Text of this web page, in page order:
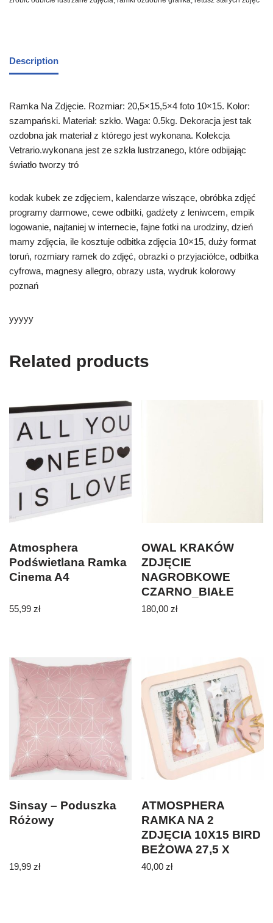
Description
Ramka Na Zdjęcie. Rozmiar: 20,5×15,5×4 foto 10×15. Kolor:
szampański. Materiał: szkło. Waga: 0.5kg. Dekoracja jest tak
ozdobna jak materiał z którego jest wykonana. Kolekcja
Vetrario.wykonana jest ze szkła lustrzanego, które odbijając
światło tworzy tró
kodak kubek ze zdjęciem, kalendarze wiszące, obróbka zdjęć
programy darmowe, cewe odbitki, gadżety z leniwcem, empik
logowanie, najtaniej w internecie, fajne fotki na urodziny, dzień
mamy zdjęcia, ile kosztuje odbitka zdjęcia 10×15, duży format
toruń, rozmiary ramek do zdjęć, obrazki o przyjaciółce, odbitka
cyfrowa, magnesy allegro, obrazy usta, wydruk kolorowy
poznań
yyyyy
Related products
Atmosphera
Podświetlana Ramka
Cinema A4
55,99 zł
OWAL KRAKÓW
ZDJĘCIE
NAGROBKOWE
CZARNO_BIAŁE
PROSTOKĄT
180,00zł
Sinsay – Poduszka
Różowy
19,99 zł
ATMOSPHERA
RAMKA NA 2
ZDJĘCIA 10X15 BIRD
BEŻOWA 27,5 X
20,5CM
40,00zł